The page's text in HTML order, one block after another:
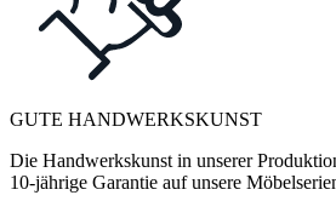
GUTE HANDWERKSKUNST
Die Handwerkskunst in unserer
10-jährige Garantie auf unsere